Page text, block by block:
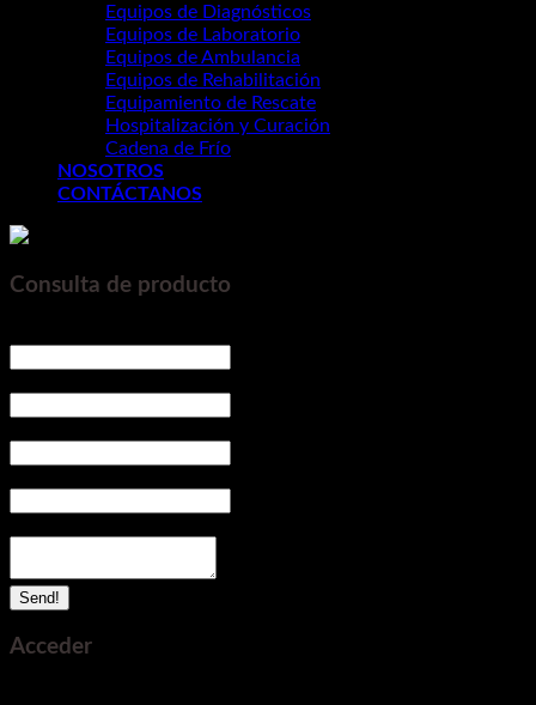
Equipos de Diagnósticos
Equipos de Laboratorio
Equipos de Ambulancia
Equipos de Rehabilitación
Equipamiento de Rescate
Hospitalización y Curación
Cadena de Frío
NOSOTROS
CONTÁCTANOS
Consulta de producto
Send!
Acceder